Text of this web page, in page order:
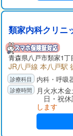
類家内科クリニ
青森県八戸市類家1丁
JR八戸線 本八戸駅
内科・呼吸
月火水木
日・祝
します